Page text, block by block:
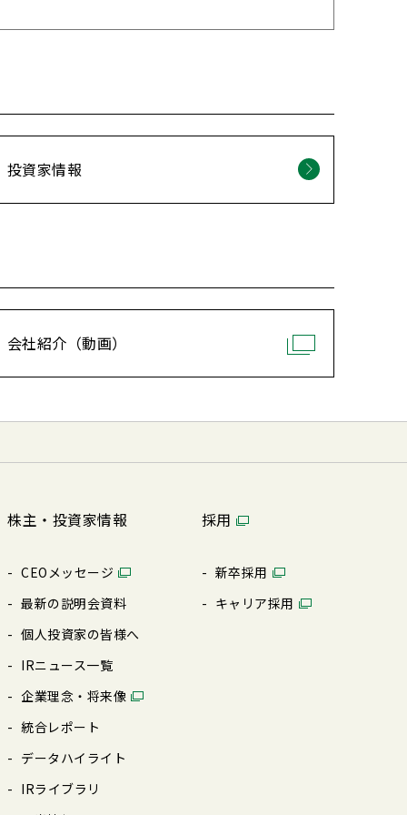
投資家情報
会社紹介（動画）
株主・投資家情報
CEOメッセージ
最新の説明会資料
個⼈投資家の皆様へ
IRニュース⼀覧
企業理念・将来像
統合レポート
データハイライト
IRライブラリ
採用
新卒採⽤
キャリア採⽤